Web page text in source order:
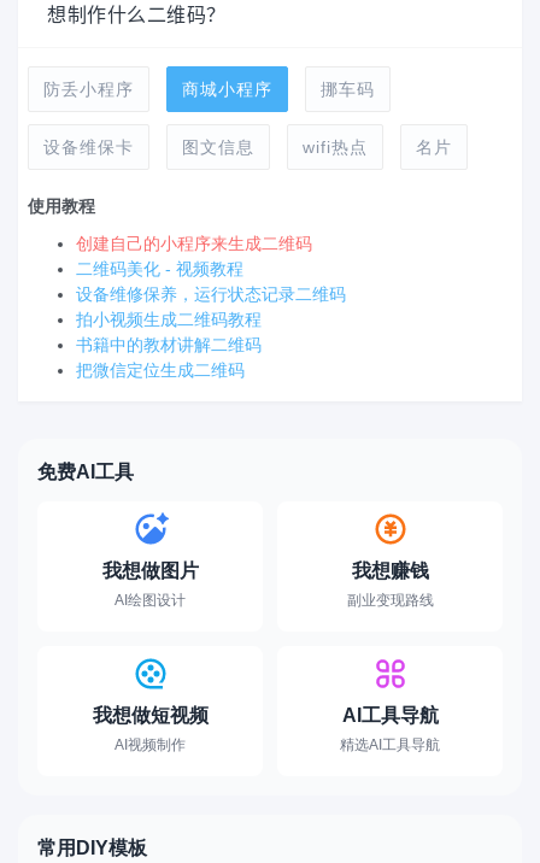
想制作什么二维码？
防丢小程序 商城小程序 挪车码
设备维保卡 图文信息 wifi热点 名片
使用教程
创建自己的小程序来生成二维码
二维码美化 - 视频教程
设备维修保养，运行状态记录二维码
拍小视频生成二维码教程
书籍中的教材讲解二维码
把微信定位生成二维码
免费AI工具
我想做图片
AI绘图设计
我想赚钱
副业变现路线
我想做短视频
AI视频制作
AI工具导航
精选AI工具导航
常用DIY模板